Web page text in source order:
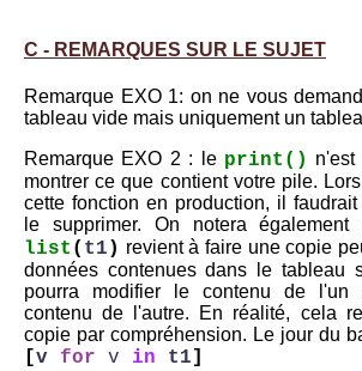
C - REMARQUES SUR LE SUJET
Remarque EXO 1: on ne vous
tableau vide mais uniquement un
Remarque EXO 2 : le print()
montrer ce que contient votre pile.
cette fonction en production, il
le supprimer. On notera également
list ( t1 ) revient à faire une copie
données contenues dans le tableau
pourra modifier le contenu de l'un
contenu de l'autre. En réalité, cela
copie par compréhension. Le jour du
v for v in t1